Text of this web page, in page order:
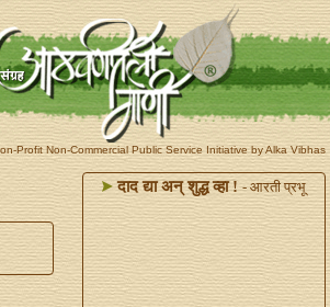
Profit Non-Commercial Public Service Initiative by Alka Vibhas
दाद द्या अन्‌ शुद्ध व्हा ! - आरती प्रभू